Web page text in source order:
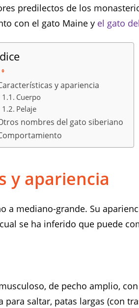
predilectos de los
con el gato Maine y el gato
y apariencia
Cuerpo
Pelaje
nombres del gato siberiano
y apariencia
a mediano-grande. Su
se ha inferido que puede
de pecho amplio,
saltar, patas largas (con